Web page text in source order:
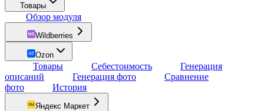
Товары
Обзор модуля
Wildberries
Ozon
Товары Себестоимость
Генерация
описаний
Генерация фото
Сравнение
фото
История
Яндекс Маркет